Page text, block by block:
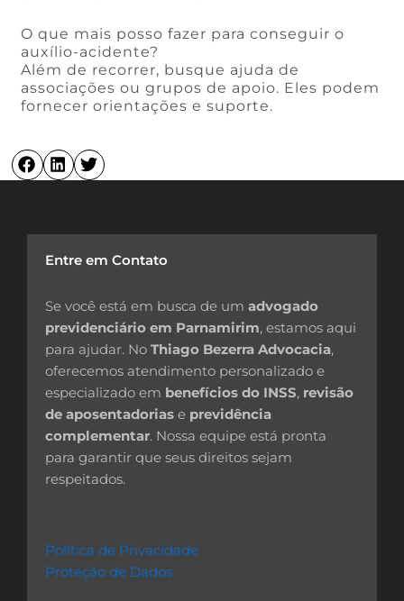
O que mais posso fazer para conseguir o
auxílio-acidente?
Além de recorrer, busque ajuda de
associações ou grupos de apoio. Eles podem
fornecer orientações e suporte.
Entre em Contato
Se você está em busca de um advogado
previdenciário em Parnamirim, estamos aqui
para ajudar. No Thiago Bezerra Advocacia,
oferecemos atendimento personalizado e
especializado em benefícios do INSS, revisão
de aposentadorias e previdência
complementar. Nossa equipe está pronta
para garantir que seus direitos sejam
respeitados.
Política de Privacidade
Proteção de Dados